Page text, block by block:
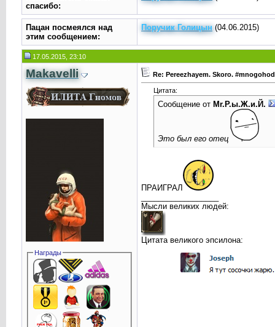
cпасибо:
Пацан посмеялся над
этим сообщением:
Поручик Голицын(04.06.2015)
17.05.2015, 23:10
Makavelli
Награды
Re: Pereezhayem. Skoro.
Цитата:
Сообщение от Mr.Р.ы.Ж.и.Й.
Это был его отец
ПРАИГРАЛ
Мысли великих людей:
Цитата великого эпсилона: